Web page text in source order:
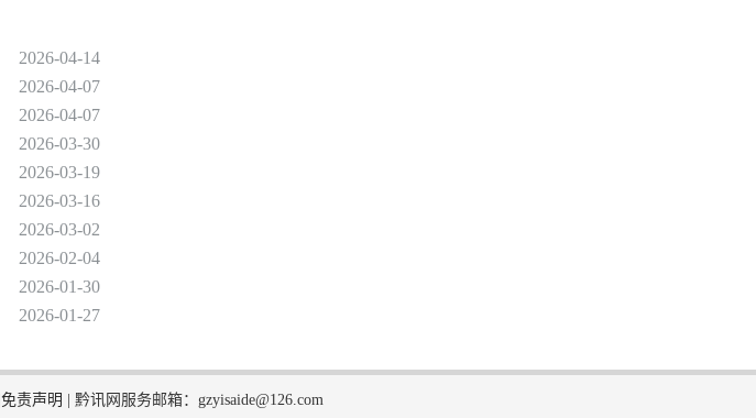
2026-04-14
2026-04-07
2026-04-07
2026-03-30
2026-03-19
2026-03-16
2026-03-02
2026-02-04
2026-01-30
2026-01-27
免责声明 黔讯网服务邮箱：gzyisaide@126.com